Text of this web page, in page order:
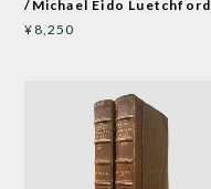
/Michael Eido Luetchford
¥8,250